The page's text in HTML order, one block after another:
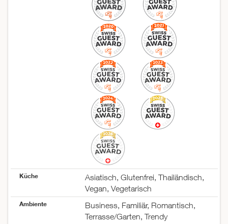
18:00–22:00
11:45–14:00
18:00–22:30
18:00–22:30
geschlossen
Küche
Asiatisch, Glutenfrei, Thailändisch,
Vegan, Vegetarisch
Ambiente
Business, Familiär, Romantisch,
Terrasse/Garten, Trendy